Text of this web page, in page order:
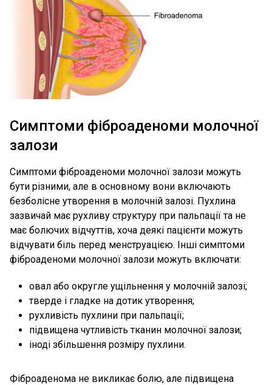
Симптоми фіброаденоми молочної
залози
Симптоми фіброаденоми молочної залози можуть
бути різними, але в основному вони включають
безболісне утворення в молочній залозі. Пухлина
зазвичай має рухливу структуру при пальпації та не
має болючих відчуттів, хоча деякі пацієнти можуть
відчувати біль перед менструацією. Інші симптоми
фіброаденоми молочної залози можуть включати:
овал або округле ущільнення у молочній залозі;
тверде і гладке на дотик утворення;
рухливість пухлини при пальпації;
підвищена чутливість тканин молочної залози;
іноді збільшення розміру пухлини.
Фіброаденома не викликає болю, але підвищена